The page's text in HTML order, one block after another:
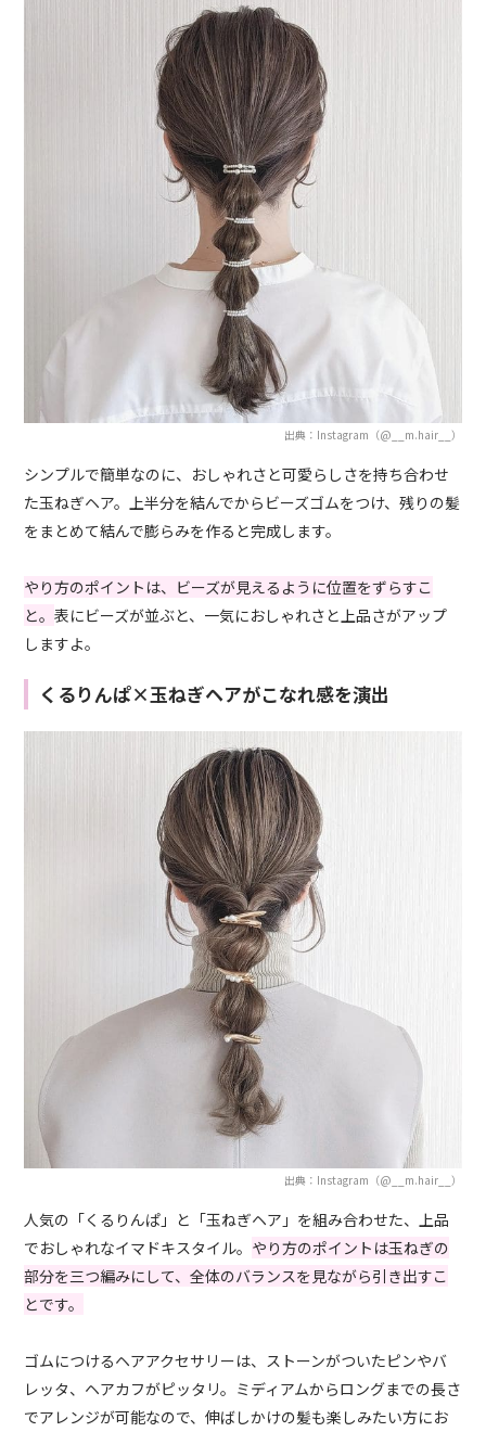
出典：Instagram（@__m.hair__）
シンプルで簡単なのに、おしゃれさと可愛らしさを持ち合わせ
た玉ねぎヘア。上半分を結んでからビーズゴムをつけ、残りの髪
をまとめて結んで膨らみを作ると完成します。
やり方のポイントは、ビーズが見えるように位置をずらすこ
と。表にビーズが並ぶと、一気におしゃれさと上品さがアップ
しますよ。
くるりんぱ×玉ねぎヘアがこなれ感を演出
出典：Instagram（@__m.hair__）
人気の「くるりんぱ」と「玉ねぎヘア」を組み合わせた、上品
でおしゃれなイマドキスタイル。 やり方のポイントは玉ねぎの
部分を三つ編みにして、全体のバランスを見ながら引き出すこ
とです。
ゴムにつけるヘアアクセサリーは、ストーンがついたピンやバ
レッタ、ヘアカフがピッタリ。ミディアムからロングまでの長さ
でアレンジが可能なので、伸ばしかけの髪も楽しみたい方にお